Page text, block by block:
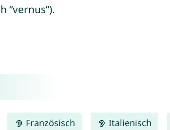
“vernus”).
Französisch Italienisch